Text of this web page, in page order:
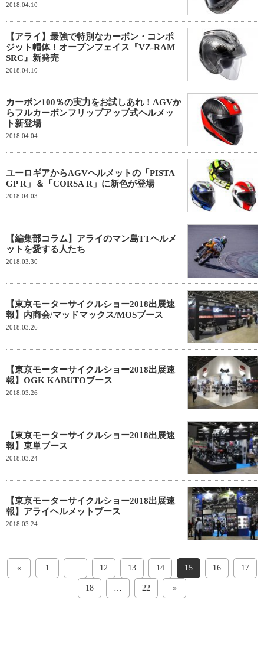
2018.04.10
【アライ】最強で特別なカーボン・コンポ
ジット帽体！オープンフェイス『VZ-RAM
SRC』新発売
2018.04.10
カーボン100％の実力をお試しあれ！AGVか
らフルカーボンフリップアップ式ヘルメッ
ト新登場
2018.04.04
ユーロギアからAGVヘルメットの「PISTA
GP R」＆「CORSA R」に新色が登場
2018.04.03
【編集部コラム】アライのマン島TTヘルメ
ットを愛する人たち
2018.03.30
【東京モーターサイクルショー2018出展速
報】内商会/マッドマックス/MOSブース
2018.03.26
【東京モーターサイクルショー2018出展速
報】OGK KABUTOブース
2018.03.26
【東京モーターサイクルショー2018出展速
報】東単ブース
2018.03.24
【東京モーターサイクルショー2018出展速
報】アライヘルメットブース
2018.03.24
« 1 … 12 13 14 15 16 17
18 … 22 »